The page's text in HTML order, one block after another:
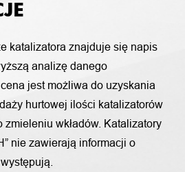
katalizatora znajduje się napis
analizę danego
jest możliwa do uzyskania
hurtowej ilości katalizatorów
zmieleniu wkładów. Katalizatory
nie zawierają informacji o